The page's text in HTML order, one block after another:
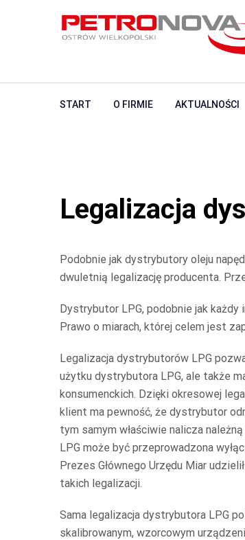
START O FIRMIE AKTUALNOŚCI
Legalizacja
Podobnie jak dystrybutory oleju
dwuletnią legalizację producenta.
Dystrybutor LPG, podobnie jak
Prawo o miarach, której celem jest
Legalizacja dystrybutorów LPG
użytku dystrybutora LPG, ale także
konsumenckich. Dzięki okresowej
klient ma pewność, że dystrybutor
tym samym właściwie nalicza
LPG może być przeprowadzona
Prezes Głównego Urzędu Miar
takich legalizacji.
Sama legalizacja dystrybutora LPG
skalibrowanym, wzorcowym